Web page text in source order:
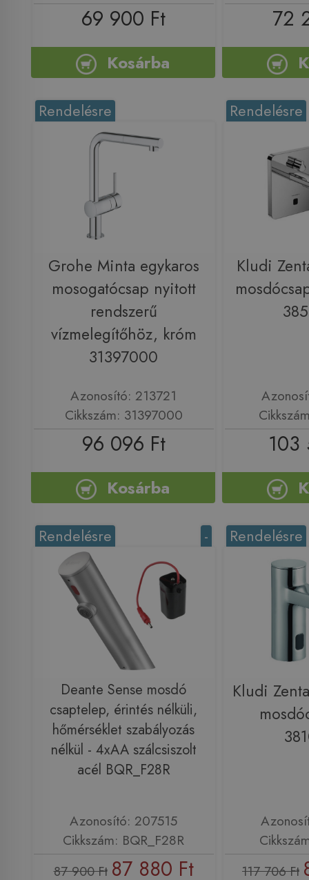
69 900 Ft
Kosárba
72
Rendelésre
Grohe Minta egykaros
mosogatócsap nyitott
rendszerű
vízmelegítőhöz, króm
31397000
Azonosító: 213721
Cikkszám: 31397000
96 096 Ft
Kosárba
Rendelésre
Kludi
103
-
Rendelésre
Deante Sense mosdó
csaptelep, érintés nélküli,
hőmérséklet szabályozás
nélkül - 4xAA szálcsiszolt
acél BQR_F28R
Azonosító: 207515
Cikkszám: BQR_F28R
87 900 Ft 87 880 Ft
Rendelésre
Kludi
117 706 Ft